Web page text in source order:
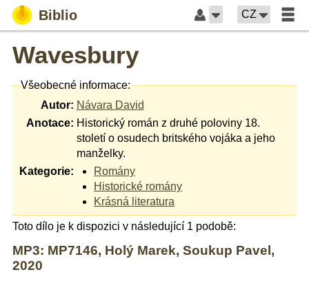
Biblio CZ
Wavesbury
Všeobecné informace:
Autor: Návara David
Anotace: Historický román z druhé poloviny 18.
století o osudech britského vojáka a jeho
manželky.
Kategorie:
Romány
Historické romány
Krásná literatura
Toto dílo je k dispozici v následující 1 podobě:
MP3: MP7146, Holý Marek, Soukup Pavel,
2020